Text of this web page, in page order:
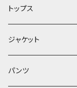
トップス
ジャケット
パンツ